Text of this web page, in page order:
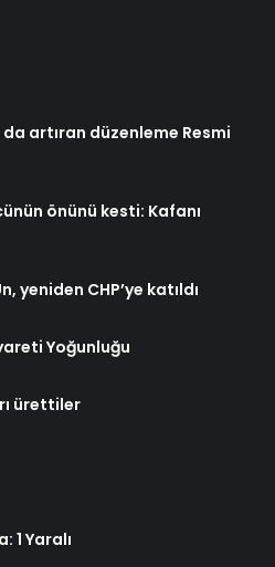
da artıran düzenleme Resmi
önünü kesti: Kafanı
yeniden CHP’ye katıldı
Yoğunluğu
ürettiler
1 Yaralı